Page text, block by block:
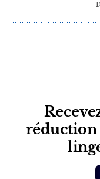
réduction